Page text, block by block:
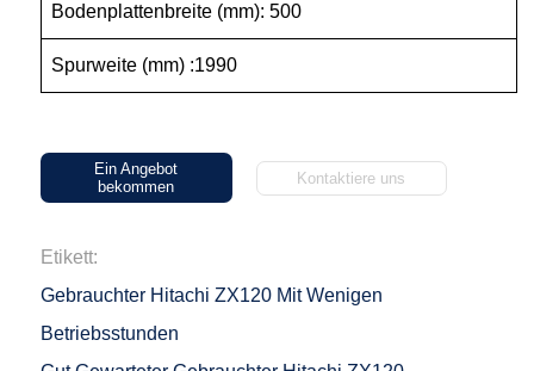
Bodenplattenbreite (mm): 500
Spurweite (mm) :1990
Ein Angebot
bekommen
Kontaktiere uns
Etikett:
Gebrauchter Hitachi ZX120 Mit Wenigen
Betriebsstunden